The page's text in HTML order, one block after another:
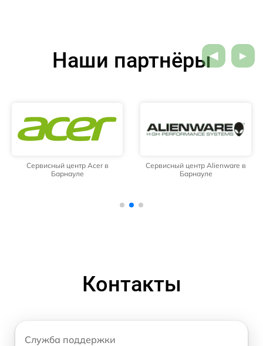
Наши партнёры
Сервисный центр Acer в
Барнауле
Сервисный центр Alienware в
Барнауле
Контакты
Служба поддержки